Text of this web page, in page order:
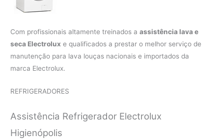
Com profissionais altamente treinados aassistência lava e
seca Electrolux e qualificados a prestar o melhor serviço de
manutenção para lava louças nacionais e importados da
marca Electrolux.
REFRIGERADORES
Assistência Refrigerador Electrolux
Higienópolis